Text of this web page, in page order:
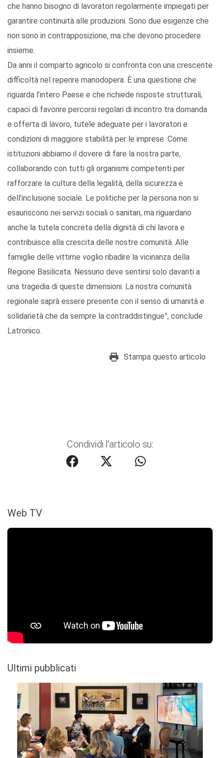
che hanno bisogno di lavoratori regolarmente impiegati per
garantire continuità alle produzioni. Sono due esigenze che
non sono in contrapposizione, ma che devono procedere
insieme.
Da anni il comparto agricolo si confronta con una crescente
difficoltà nel reperire manodopera. È una questione che
riguarda l’intero Paese e che richiede risposte strutturali,
capaci di favorire percorsi regolari di incontro tra domanda
e offerta di lavoro, tutele adeguate per i lavoratori e
condizioni di maggiore stabilità per le imprese. Come
istituzioni abbiamo il dovere di fare la nostra parte,
collaborando con tutti gli organismi competenti per
rafforzare la cultura della legalità, della sicurezza e
dell’inclusione sociale. Le politiche per la persona non si
esauriscono nei servizi sociali o sanitari, ma riguardano
anche la tutela concreta della dignità di chi lavora e
contribuisce alla crescita delle nostre comunità. Alle
famiglie delle vittime voglio ribadire la vicinanza della
Regione Basilicata. Nessuno deve sentirsi solo davanti a
una tragedia di queste dimensioni. La nostra comunità
regionale saprà essere presente con il senso di umanità e
solidarietà che da sempre la contraddistingue”, conclude
Latronico.
Stampa questo articolo
Condividi l'articolo su:
Web TV
Ultimi pubblicati